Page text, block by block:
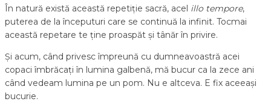
În natură există această repetiție sacră, acel illo tempore,
puterea de la începuturi care se continuă la infinit. Tocmai
această repetare te ține proaspăt și tânăr în privire.
Și acum, când privesc împreună cu dumneavoastră acei
copaci îmbrăcați în lumina galbenă, mă bucur ca la zece ani
când vedeam lumina pe un pom. Nu e altceva. E fix aceeași
bucurie.